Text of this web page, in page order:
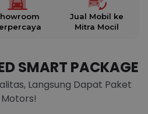
Jual Mobil ke
Mitra Mocil
SMART PACKAGE
Langsung Dapat Paket